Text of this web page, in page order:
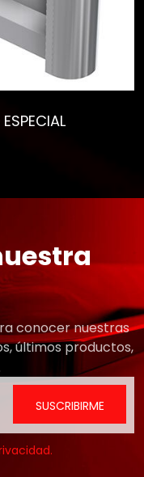
conocer nuestras
últimos productos,